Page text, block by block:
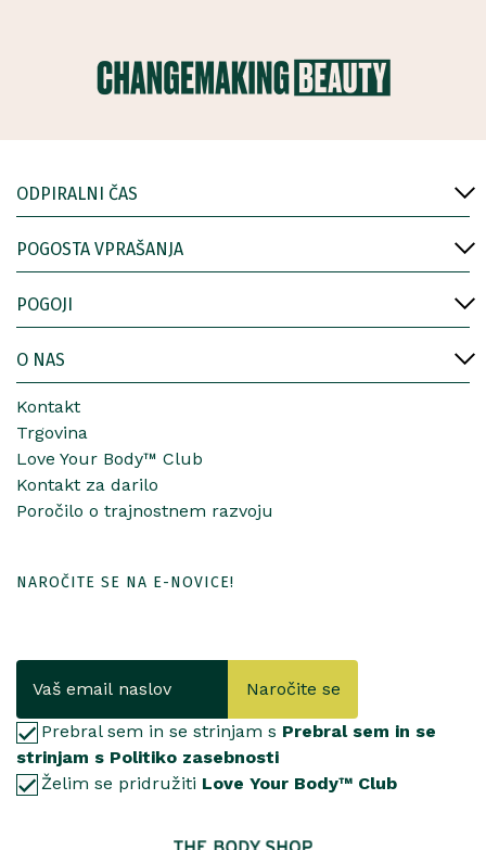
ODPIRALNI ČAS
POGOSTA VPRAŠANJA
POGOJI
O NAS
Kontakt
Trgovina
Love Your Body™ Club
Kontakt za darilo
Poročilo o trajnostnem razvoju
NAROČITE SE NA E-NOVICE!
Naročite se
Prebral sem in se strinjam s Prebral sem in se
strinjam s Politiko zasebnosti
Želim se pridružiti Love Your Body™ Club